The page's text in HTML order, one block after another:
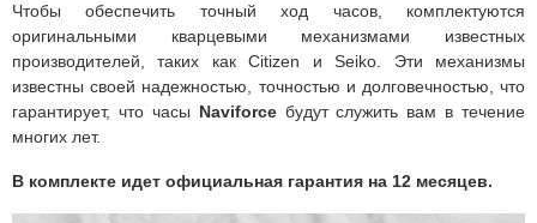
Чтобы обеспечить точный ход часов, комплектуются
оригинальными кварцевыми механизмами известных
производителей, таких как Citizen и Seiko. Эти механизмы
известны своей надежностью, точностью и долговечностью, что
гарантирует, что часы Naviforceбудут служить вам в течение
многих лет.
В комплекте идет официальная гарантия на 12 месяцев.